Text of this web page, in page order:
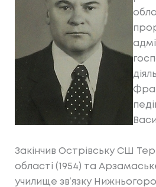
Закінчив Острівську СШ
області (1954) та
училище зв’язку